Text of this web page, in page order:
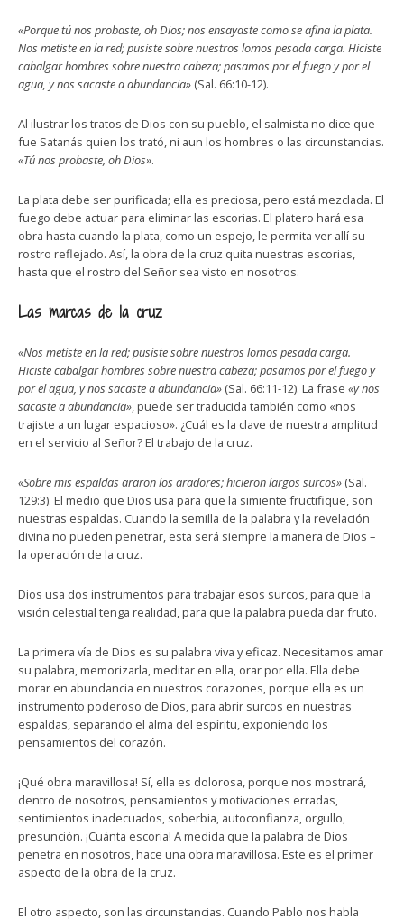
«Porque tú nos probaste, oh Dios; nos ensayaste como se afina la plata.
Nos metiste en la red; pusiste sobre nuestros lomos pesada carga. Hiciste
cabalgar hombres sobre nuestra cabeza; pasamos por el fuego y por el
agua, y nos sacaste a abundancia» (Sal. 66:10-12).
Al ilustrar los tratos de Dios con su pueblo, el salmista no dice que
fue Satanás quien los trató, ni aun los hombres o las circunstancias.
«Tú nos probaste, oh Dios».
La plata debe ser purificada; ella es preciosa, pero está mezclada. El
fuego debe actuar para eliminar las escorias. El platero hará esa
obra hasta cuando la plata, como un espejo, le permita ver allí su
rostro reflejado. Así, la obra de la cruz quita nuestras escorias,
hasta que el rostro del Señor sea visto en nosotros.
Las marcas de la cruz
«Nos metiste en la red; pusiste sobre nuestros lomos pesada carga.
Hiciste cabalgar hombres sobre nuestra cabeza; pasamos por el fuego y
por el agua, y nos sacaste a abundancia» (Sal. 66:11-12). La frase «y nos
sacaste a abundancia», puede ser traducida también como «nos
trajiste a un lugar espacioso». ¿Cuál es la clave de nuestra amplitud
en el servicio al Señor? El trabajo de la cruz.
«Sobre mis espaldas araron los aradores; hicieron largos surcos» (Sal.
129:3). El medio que Dios usa para que la simiente fructifique, son
nuestras espaldas. Cuando la semilla de la palabra y la revelación
divina no pueden penetrar, esta será siempre la manera de Dios –
la operación de la cruz.
Dios usa dos instrumentos para trabajar esos surcos, para que la
visión celestial tenga realidad, para que la palabra pueda dar fruto.
La primera vía de Dios es su palabra viva y eficaz. Necesitamos amar
su palabra, memorizarla, meditar en ella, orar por ella. Ella debe
morar en abundancia en nuestros corazones, porque ella es un
instrumento poderoso de Dios, para abrir surcos en nuestras
espaldas, separando el alma del espíritu, exponiendo los
pensamientos del corazón.
¡Qué obra maravillosa! Sí, ella es dolorosa, porque nos mostrará,
dentro de nosotros, pensamientos y motivaciones erradas,
sentimientos inadecuados, soberbia, autoconfianza, orgullo,
presunción. ¡Cuánta escoria! A medida que la palabra de Dios
penetra en nosotros, hace una obra maravillosa. Este es el primer
aspecto de la obra de la cruz.
El otro aspecto, son las circunstancias. Cuando Pablo nos habla